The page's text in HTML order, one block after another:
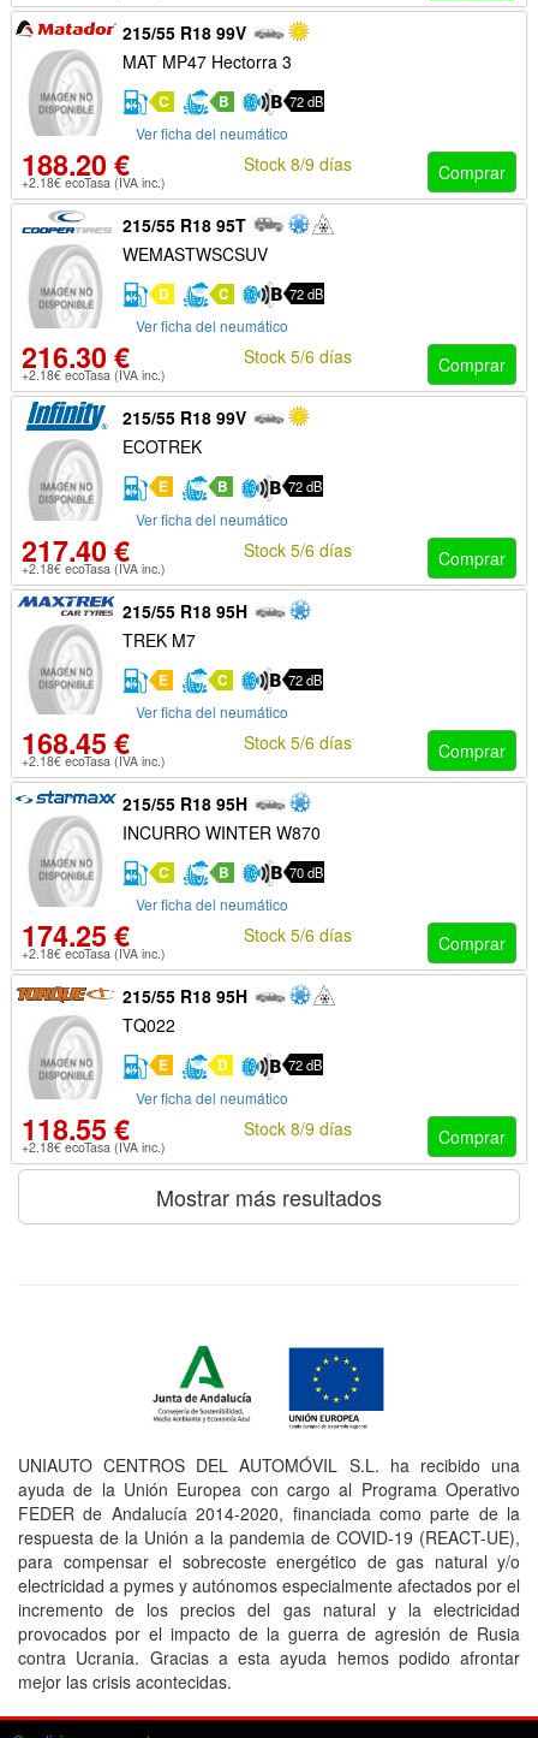
215/55 R18 99V
MAT MP47 Hectorra 3
C B 72 dB
Ver ficha del neumático
188.20 €
+2.18€ ecoTasa (IVA inc.) Comprar
Stock 8/9 días
215/55 R18 95T
WEMASTWSCSUV
D C 72 dB
Ver ficha del neumático
216.30 €
+2.18€ ecoTasa (IVA inc.) Comprar
Stock 5/6 días
215/55 R18 99V
ECOTREK
E B 72 dB
Ver ficha del neumático
217.40 €
+2.18€ ecoTasa (IVA inc.) Comprar
Stock 5/6 días
215/55 R18 95H
TREK M7
E C 72 dB
Ver ficha del neumático
168.45 €
+2.18€ ecoTasa (IVA inc.) Comprar
Stock 5/6 días
215/55 R18 95H
INCURRO WINTER W870
C B 70 dB
Ver ficha del neumático
174.25 €
+2.18€ ecoTasa (IVA inc.) Comprar
Stock 5/6 días
215/55 R18 95H
TQ022
E D 72 dB
Ver ficha del neumático
118.55 €
+2.18€ ecoTasa (IVA inc.) Comprar
Stock 8/9 días
Mostrar más resultados
UNIAUTO CENTROS DEL AUTOMÓVIL S.L. ha recibido una
ayuda de la Unión Europea con cargo al Programa Operativo
FEDER de Andalucía 2014-2020, financiada como parte de la
respuesta de la Unión a la pandemia de COVID-19 (REACT-UE),
para compensar el sobrecoste energético de gas natural y/o
electricidad a pymes y autónomos especialmente afectados por el
incremento de los precios del gas natural y la electricidad
provocados por el impacto de la guerra de agresión de Rusia
contra Ucrania. Gracias a esta ayuda hemos podido afrontar
mejor las crisis acontecidas.